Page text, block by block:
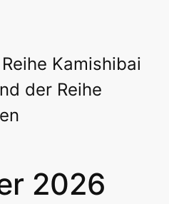
Kamishibai
der Reihe
2026